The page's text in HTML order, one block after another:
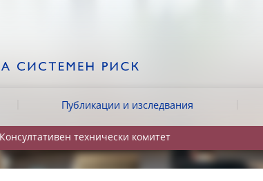
Публикации и изследвания
Консултативен технически комитет